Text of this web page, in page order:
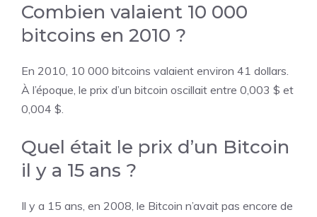
Combien valaient 10 000
bitcoins en 2010 ?
En 2010, 10 000 bitcoins valaient environ 41 dollars.
À l’époque, le prix d’un bitcoin oscillait entre 0,003 $ et
0,004 $.
Quel était le prix d’un Bitcoin
il y a 15 ans ?
Il y a 15 ans, en 2008, le Bitcoin n’avait pas encore de